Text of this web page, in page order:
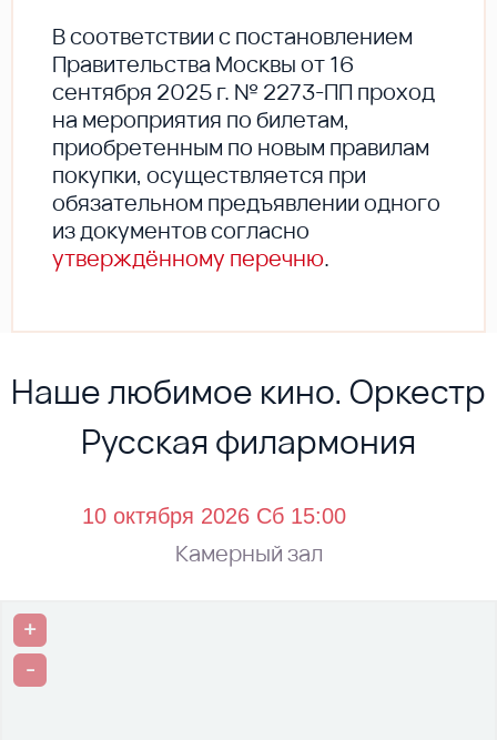
В соответствии с постановлением
Правительства Москвы от 16
сентября 2025 г. № 2273-ПП проход
на мероприятия по билетам,
приобретенным по новым правилам
покупки, осуществляется при
обязательном предъявлении одного
из документов согласно
утверждённому перечню.
Наше любимое кино. Оркестр
Русская филармония
Камерный зал
+
-